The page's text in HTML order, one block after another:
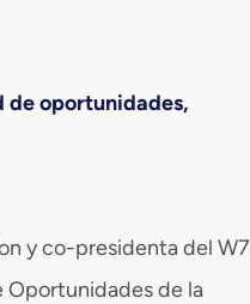
de oportunidades,
y co-presidenta del W7
Oportunidades de la